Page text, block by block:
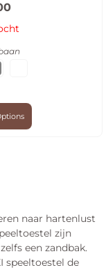
naar hartenlust
zijn
een zandbak.
speeltoestel de